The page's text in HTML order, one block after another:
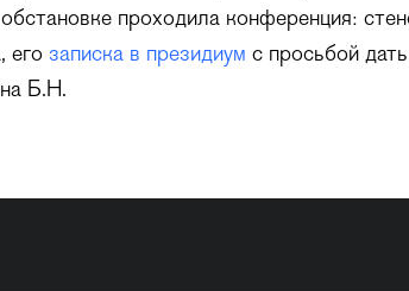
проходила конференция:
его записка в президиум с просьбой
Б.Н.